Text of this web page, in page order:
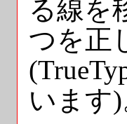
る線を
つを正
います)